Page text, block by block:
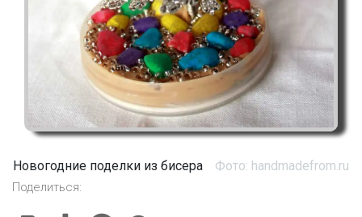
Новогодние поделки из бисера Фото: handmadefrom.ru
Поделиться: